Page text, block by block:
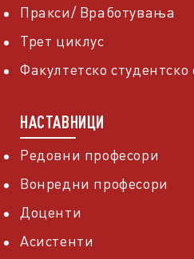
Пракси/ Вработувања
Трет циклус
Факултетско
НАСТАВНИЦИ
Редовни професори
Вонредни професори
Доценти
Асистенти